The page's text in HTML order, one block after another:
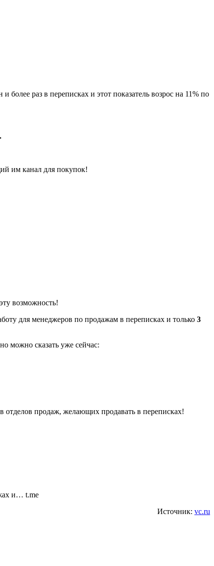
раз в переписках и этот показатель возрос на 11% по
им канал для покупок!
возможность!
для менеджеров по продажам в переписках и только 3
можно сказать уже сейчас:
продаж, желающих продавать в переписках!
и… t.me
Источник: vc.ru